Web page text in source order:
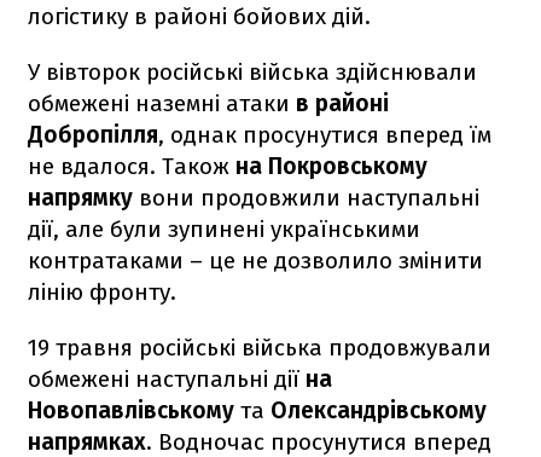
логістику в районі бойових дій.
У вівторок російські війська здійснювали
обмежені наземні атаки в районі
Добропілля, однак просунутися вперед їм
не вдалося. Також на Покровському
напрямку вони продовжили наступальні
дії, але були зупинені українськими
контратаками – це не дозволило змінити
лінію фронту.
19 травня російські війська продовжували
обмежені наступальні дії на
Новопавлівському та Олександрівському
напрямках. Водночас просунутися вперед